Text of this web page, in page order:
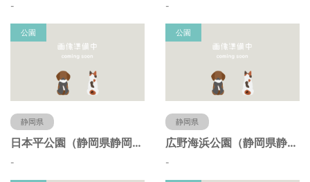
- -
公園
静岡県
日本平公園（静岡県静岡市）
-
公園
静岡県
広野海浜公園（静岡県静岡市）
-